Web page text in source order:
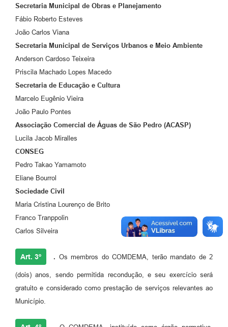
Secretaria Municipal de Obras e Planejamento
Fábio Roberto Esteves
João Carlos Viana
Secretaria Municipal de Serviços Urbanos e Meio Ambiente
Anderson Cardoso Teixeira
Priscila Machado Lopes Macedo
Secretaria de Educação e Cultura
Marcelo Eugênio Vieira
João Paulo Pontes
Associação Comercial de Águas de São Pedro (ACASP)
Lucila Jacob Miralles
CONSEG
Pedro Takao Yamamoto
Eliane Bourrol
Sociedade Civil
Maria Cristina Lourenço de Brito
Franco Tranppolin
Carlos Silveira
Art. 3º . Os membros do COMDEMA, terão mandato de 2
(dois) anos, sendo permitida recondução, e seu exercício será
gratuito e considerado como prestação de serviços relevantes ao
Município.